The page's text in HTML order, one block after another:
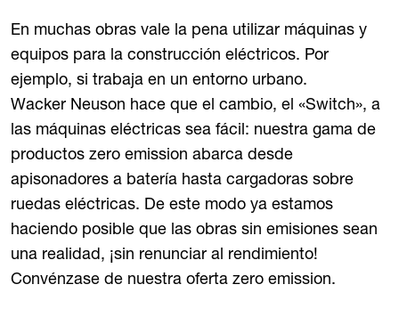
En muchas obras vale la pena utilizar máquinas y
equipos para la construcción eléctricos. Por
ejemplo, si trabaja en un entorno urbano.
Wacker Neuson hace que el cambio, el «Switch», a
las máquinas eléctricas sea fácil: nuestra gama de
productos zero emission abarca desde
apisonadores a batería hasta cargadoras sobre
ruedas eléctricas. De este modo ya estamos
haciendo posible que las obras sin emisiones sean
una realidad, ¡sin renunciar al rendimiento!
Convénzase de nuestra oferta zero emission.